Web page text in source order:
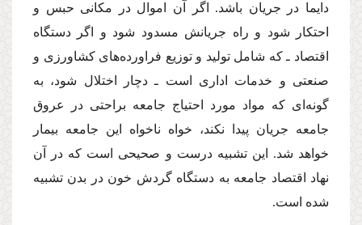
دایما در جریان باشد. اگر آن اموال در مكانى حبس و
احتكار شود و راه جریانش مسدود شود و اگر دستگاه
اقتصاد ـ كه شامل تولید و توزیع فراورده‌هاى كشاورزى و
صنعتى و خدمات ادارى است ـ دچار اختلال شود، به
گونه‌اى كه مواد مورد احتیاج جامعه براحتى در عروق
جامعه جریان پیدا نكند، خواه ناخواه این جامعه بیمار
خواهد شد. این تشبیه درست و صحیحى است كه در آن
نهاد اقتصاد جامعه به دستگاه گردش خون در بدن تشبیه
شده است.